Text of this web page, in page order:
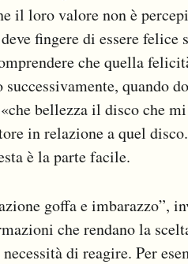
il loro valore non è
fingere di essere felice
che quella
quando
bellezza il disco che
in relazione a quel
è la parte facile.
goffa e imbarazzo”,
che rendano la
di reagire. Per